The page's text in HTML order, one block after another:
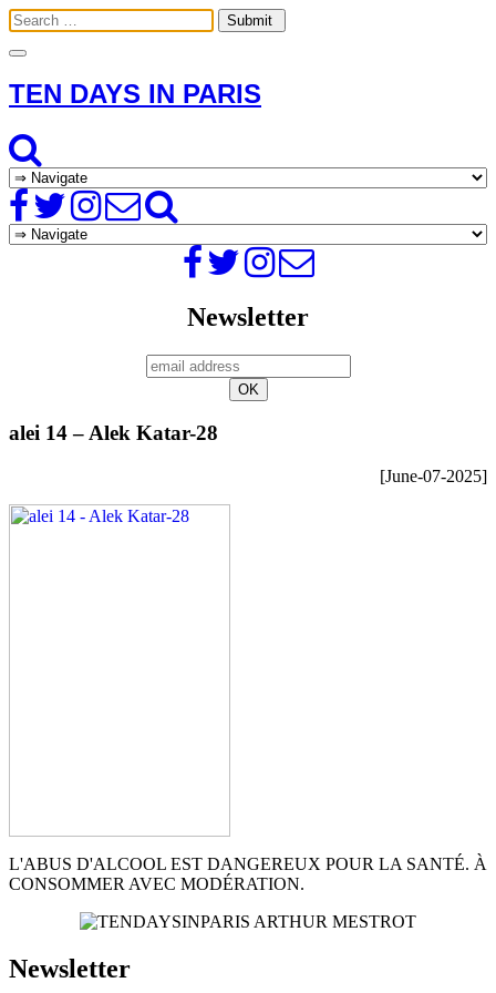
Toggle
TEN DAYS IN PARIS
Newsletter
alei 14 – Alek Katar-28
[June-07-2025]
L'ABUS D'ALCOOL EST DANGEREUX POUR LA SANTÉ. À
CONSOMMER AVEC MODÉRATION.
Newsletter